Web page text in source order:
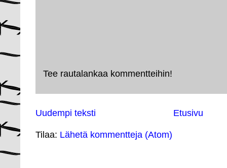
Tee rautalankaa kommentteihin!
Uudempi teksti Etusivu
Tilaa: Lähetä kommentteja (Atom)